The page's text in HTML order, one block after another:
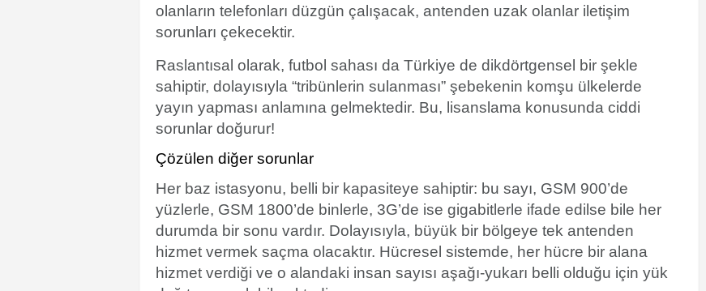
olanların telefonları düzgün çalışacak, antenden uzak olanlar iletişim
sorunları çekecektir.
Raslantısal olarak, futbol sahası da Türkiye de dikdörtgensel bir şekle
sahiptir, dolayısıyla “tribünlerin sulanması” şebekenin komşu ülkelerde
yayın yapması anlamına gelmektedir. Bu, lisanslama konusunda ciddi
sorunlar doğurur!
Çözülen diğer sorunlar
Her baz istasyonu, belli bir kapasiteye sahiptir: bu sayı, GSM 900’de
yüzlerle, GSM 1800’de binlerle, 3G’de ise gigabitlerle ifade edilse bile her
durumda bir sonu vardır. Dolayısıyla, büyük bir bölgeye tek antenden
hizmet vermek saçma olacaktır. Hücresel sistemde, her hücre bir alana
hizmet verdiği ve o alandaki insan sayısı aşağı-yukarı belli olduğu için yük